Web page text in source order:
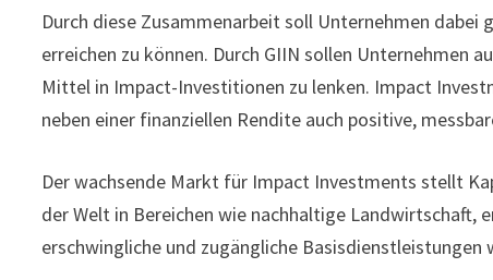
Durch diese Zusammenarbeit soll Unternehmen
erreichen zu können. Durch GIIN sollen Unternehmen
Mittel in Impact-Investitionen zu lenken. Impact
neben einer finanziellen Rendite auch positive,
Der wachsende Markt für Impact Investments stellt
der Welt in Bereichen wie nachhaltige Landwirtschaft,
erschwingliche und zugängliche Basisdienstleistungen